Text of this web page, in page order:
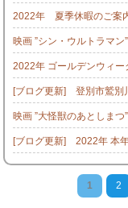
2022年 夏季休暇のご案
映画 ”シン・ウルトラマ
2022年 ゴールデンウィ
[ブログ更新] 登別市鷲別
映画 ”大怪獣のあとしま
[ブログ更新] 2022年 本
1 2